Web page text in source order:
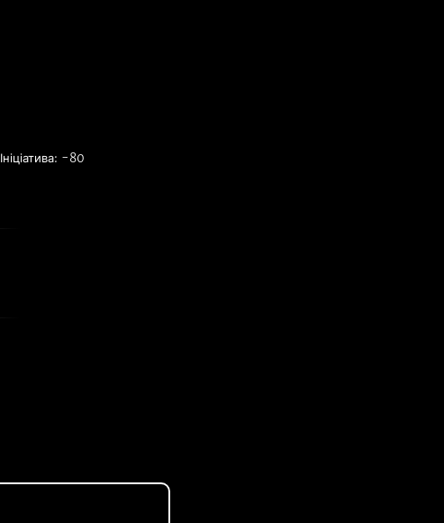
Ініціатива: -80